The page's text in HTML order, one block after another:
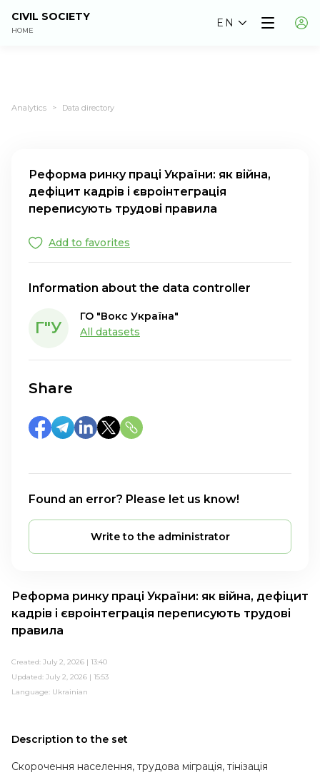
CIVIL SOCIETY
HOME
EN
Analytics > Data directory
Реформа ринку праці України: як війна, дефіцит
кадрів і євроінтеграція переписують трудові
правила
Created: July 2, 2026 | 13:40
Updated: July 2, 2026 | 15:53
Language: Ukrainian
Description to the set
Скорочення населення, трудова міграція, тінізація
Реформа ринку праці України: як війна,
дефіцит кадрів і євроінтеграція
переписують трудові правила
Add to favorites
Information about the data controller
Г"У
ГО "Вокс Україна"
All datasets
Share
Found an error? Please let us know!
Write to the administrator